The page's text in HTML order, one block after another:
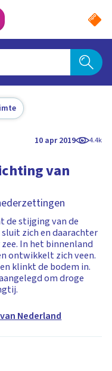
10 apr 2019 4.4k
van
de stijging van de
zich en daarachter
In het binnenland
ontwikkelt zich veen.
klinkt de bodem in.
om droge
Nederland